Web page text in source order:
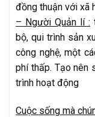
đồng thuận với xã
– Người Quản lí :
bộ, qui trình sản
công nghệ, một
phí thấp. Tạo nên
trình hoạt động
Cuộc sống mà